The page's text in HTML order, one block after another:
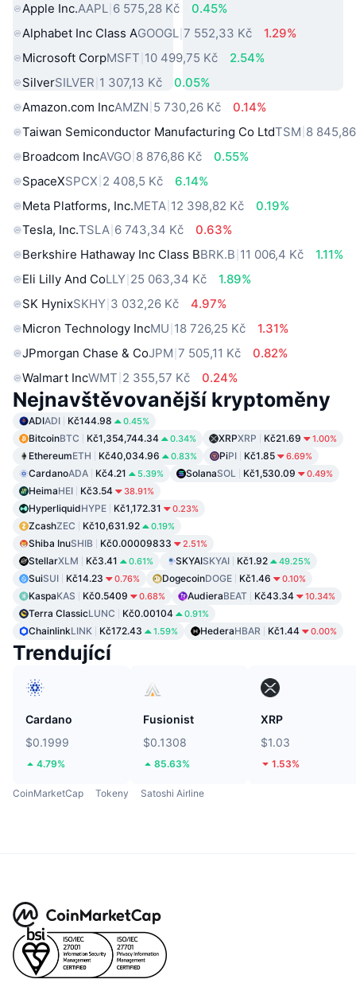
Apple Inc.AAPL 6 575,28 Kč
0.45%
Alphabet Inc Class AGOOGL 7 552,33 Kč
1.29%
Microsoft CorpMSFT 10 499,75 Kč
2.54%
SilverSILVER 1 307,13 Kč
0.05%
Amazon.com IncAMZN 5 730,26 Kč
0.14%
Taiwan Semiconductor Manufacturing Co LtdTSM 8
Broadcom IncAVGO 8 876,86 Kč
0.55%
SpaceXSPCX 2 408,5 Kč
6.14%
Meta Platforms, Inc.META 12 398,82 Kč
0.19%
Tesla, Inc.TSLA 6 743,34 Kč
0.63%
Berkshire Hathaway Inc Class BBRK.B 11 006,4 Kč
1.11%
Eli Lilly And CoLLY 25 063,34 Kč
1.89%
SK HynixSKHY 3 032,26 Kč
4.97%
Micron Technology IncMU 18 726,25 Kč
1.31%
JPmorgan Chase & CoJPM 7 505,11 Kč
0.82%
Walmart IncWMT 2 355,57 Kč 0.24%
Nejnavštěvovanější kryptoměny
ADIADI Kč144.98 0.45%
BitcoinBTC Kč1,354,744.34 0.34% XRPXRP Kč21.69 1.00%
EthereumETH Kč40,034.96 0.83% PiPI Kč1.85 6.69%
CardanoADA Kč4.21 5.39% SolanaSOL Kč1,530.09 0.49%
HeimaHEI Kč3.54 38.91%
HyperliquidHYPE Kč1,172.31 0.23%
ZcashZEC Kč10,631.92 0.19%
Shiba InuSHIB Kč0.00009833 2.51%
StellarXLM Kč3.41 0.61% SKYAISKYAI Kč1.92 49.25%
SuiSUI Kč14.23 0.76% DogecoinDOGE Kč1.46 0.10%
KaspaKAS Kč0.5409 0.68% AudieraBEAT Kč43.34 10.34%
Terra ClassicLUNC Kč0.00104 0.91%
ChainlinkLINK Kč172.43 1.59% HederaHBAR Kč1.44 0.00%
Trendující
Cardano
$0.1999
4.79%
Fusionist
$0.1308
85.63%
XRP
$1.03
1.53%
CoinMarketCap Tokeny Satoshi Airline